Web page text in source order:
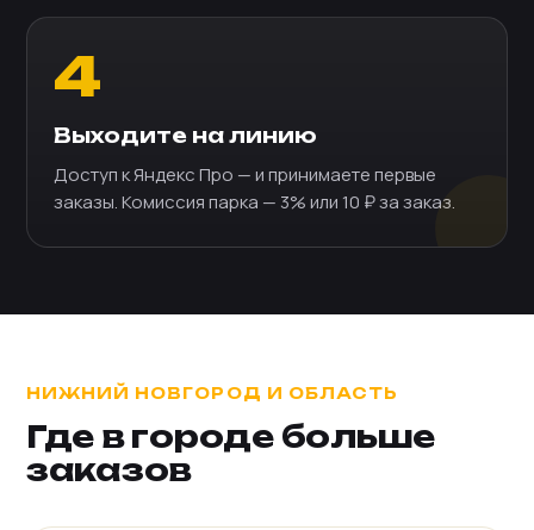
4
Выходите на линию
Доступ к Яндекс Про — и принимаете первые
заказы. Комиссия парка — 3% или 10 ₽ за заказ.
НИЖНИЙ НОВГОРОД И ОБЛАСТЬ
Где в городе больше
заказов